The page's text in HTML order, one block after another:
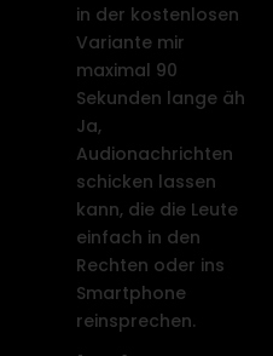
in der kostenlosen
Variante mir
maximal 90
Sekunden lange äh
Ja,
Audionachrichten
schicken lassen
kann, die die Leute
einfach in den
Rechten oder ins
Smartphone
reinsprechen.